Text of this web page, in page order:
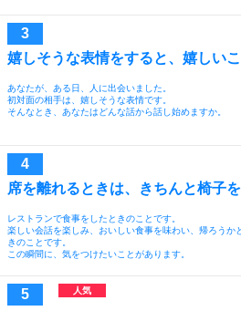
嬉しそうな表情をすると、嬉しい
あなたが、ある日、人に出会いました。
初対面の相手は、嬉しそうな表情です。
そんなとき、あなたはどんな話から話し始めますか。
席を離れるときは、きちんと椅子を
レストランで食事をしたときのことです。
楽しい会話を楽しみ、おいしい食事を味わい、帰ろうか
きのことです。
この瞬間に、気をつけたいことがあります。